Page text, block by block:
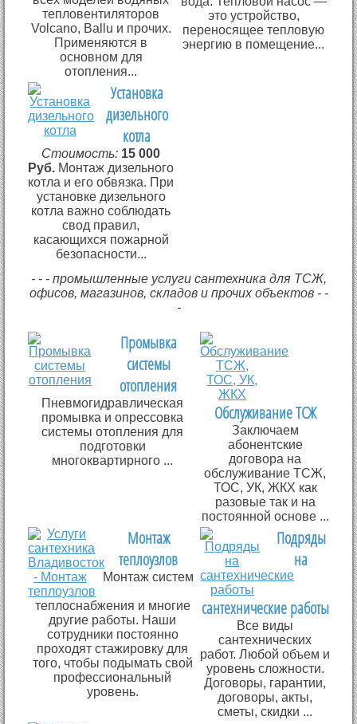
тепловентиляторов
Volcano, Ballu и прочих.
Применяются в
основном для
отопления...
это устройство,
переносящее тепловую
энергию в помещение...
Установка
дизельного
котла
Стоимость: 15 000
Руб. Монтаж дизельного
котла и его обвязка. При
установке дизельного
котла важно соблюдать
свод правил,
касающихся пожарной
безопасности...
- - - промышленные услуги сантехника для ТСЖ,
офисов, магазинов, складов и прочих объектов - -
-
Промывка
системы
отопления
Пневмогидравлическая
промывка и опрессовка
системы отопления для
подготовки
многоквартирного ...
Обслуживание ТСЖ
Заключаем
абонентские
договора на
обслуживание ТСЖ,
ТОС, УК, ЖКХ как
разовые так и на
постоянной основе ...
Монтаж
теплоузлов
Монтаж систем
теплоснабжения и многие
другие работы. Наши
сотрудники постоянно
проходят стажировку для
того, чтобы подымать свой
профессиональный
уровень.
Подряды
на
сантехнические работы
Все виды
сантехнических
работ. Любой объем и
уровень сложности.
Договоры, гарантии,
договоры, акты,
сметы, скидки ...